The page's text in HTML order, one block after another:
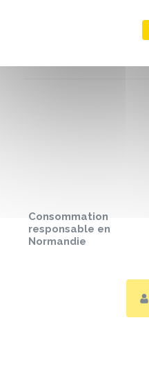
Consommation
responsable en
Normandie